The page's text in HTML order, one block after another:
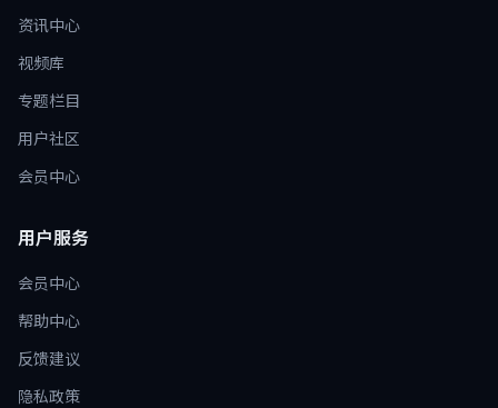
资讯中心
视频库
专题栏目
用户社区
会员中心
用户服务
会员中心
帮助中心
反馈建议
隐私政策